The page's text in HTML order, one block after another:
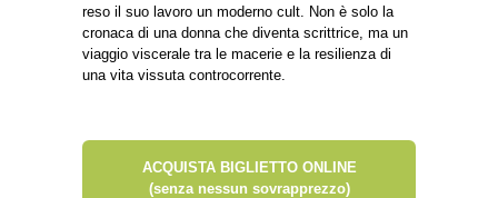
reso il suo lavoro un moderno cult. Non è solo la
cronaca di una donna che diventa scrittrice, ma un
viaggio viscerale tra le macerie e la resilienza di
una vita vissuta controcorrente.
ACQUISTA BIGLIETTO ONLINE
(senza nessun sovrapprezzo)